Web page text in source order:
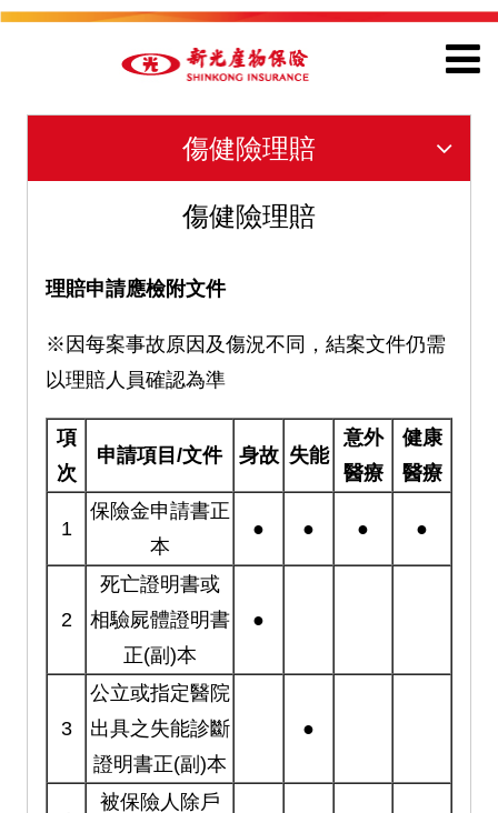
傷健險理賠
傷健險理賠
理賠申請應檢附文件
※因每案事故原因及傷況不同，結案文件仍需
以理賠人員確認為準
項
次
申請項目/文件 身故 失能
意外
醫療
健康
醫療
1
保險金申請書正
本
● ● ● ●
2
死亡證明書或
相驗屍體證明書
正(副)本
●
3
公立或指定醫院
出具之失能診斷
證明書正(副)本
●
被保險人除戶